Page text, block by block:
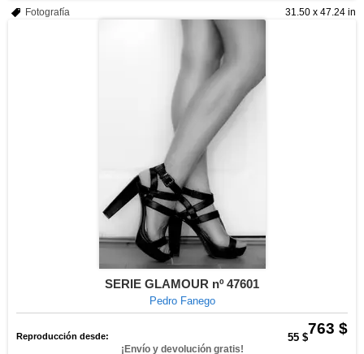
31.50 x 47.24 in
Fotografía
SERIE GLAMOUR nº 47601
Pedro Fanego
763 $
Reproducción desde: 55 $
¡Envío y devolución gratis!